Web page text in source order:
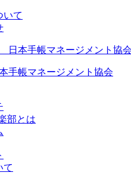
いて
手帳マネージメント協会
部とは
て